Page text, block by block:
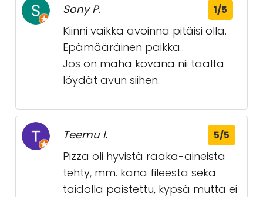
Sony P. 1/5
Kiinni vaikka avoinna pitäisi olla.
Epämääräinen paikka..
Jos on maha kovana nii täältä
löydät avun siihen.
Teemu I. 5/5
Pizza oli hyvistä raaka-aineista
tehty, mm. kana fileestä sekä
taidolla paistettu, kypsä mutta ei